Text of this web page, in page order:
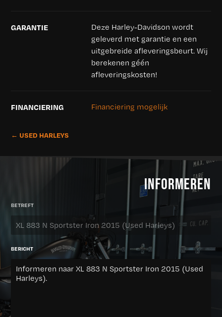
GARANTIE
Deze Harley-Davidson wordt
geleverd met garantie en een
uitgebreide afleveringsbeurt. Wij
berekenen géén
afleveringskosten!
FINANCIERING Financiering mogelijk
← USED HARLEYS
INFORMEREN
BETREFT
BERICHT